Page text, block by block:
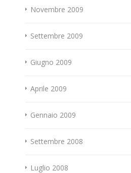
Novembre 2009
Settembre 2009
Giugno 2009
Aprile 2009
Gennaio 2009
Settembre 2008
Luglio 2008